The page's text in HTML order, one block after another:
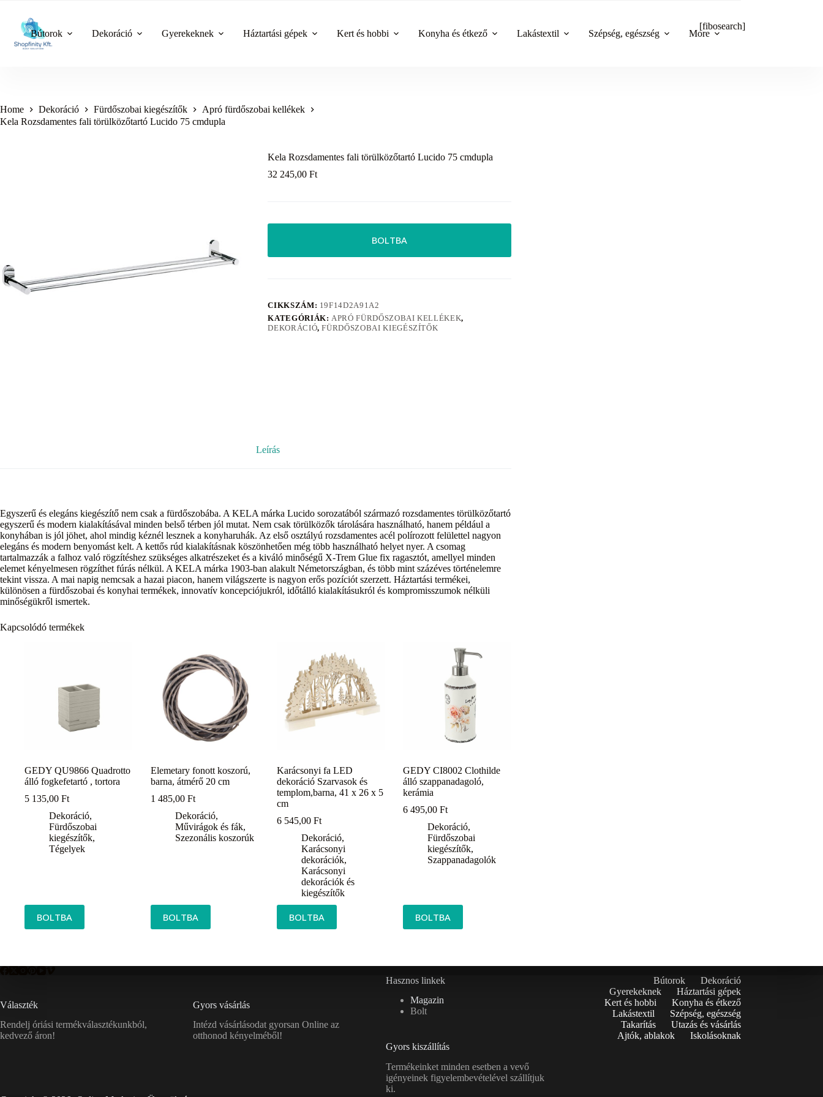
content
Bútorok Dekoráció Gyerekeknek Háztartási gépek Kert és hobbi Konyha és étkező Lakástextil Szépség, egészség More
[fibosearch]
Home Dekoráció Fürdőszobai kiegészítők
Apró fürdőszobai kellékek
Kela Rozsdamentes fali törülközőtartó Lucido 75 cmdupla
Kela Rozsdamentes fali törülközőtartó Lucido 75 cmdupla
32 245,00Ft
BOLTBA
CIKKSZÁM: 19F14D2A91A2
KATEGÓRIÁK: APRÓ FÜRDŐSZOBAI KELLÉKEK,
DEKORÁCIÓ,FÜRDŐSZOBAI KIEGÉSZÍTŐK
Leírás
Egyszerű és elegáns kiegészítő nem csak a fürdőszobába. A KELA márka Lucido sorozatából származó rozsdamentes törülközőtartó
egyszerű és modern kialakításával minden belső térben jól mutat. Nem csak törülközők tárolására használható, hanem például a
konyhában is jól jöhet, ahol mindig kéznél lesznek a konyharuhák. Az első osztályú rozsdamentes acél polírozott felülettel nagyon
elegáns és modern benyomást kelt. A kettős rúd kialakításnak köszönhetően még több használható helyet nyer. A csomag
tartalmazzák a falhoz való rögzítéshez szükséges alkatrészeket és a kiváló minőségű X-Trem Glue fix ragasztót, amellyel minden
elemet kényelmesen rögzíthet fúrás nélkül. A KELA márka 1903-ban alakult Németországban, és több mint százéves történelemre
tekint vissza. A mai napig nemcsak a hazai piacon, hanem világszerte is nagyon erős pozíciót szerzett. Háztartási termékei,
különösen a fürdőszobai és konyhai termékek, innovatív koncepciójukról, időtálló kialakításukról és kompromisszumok nélküli
minőségükről ismertek.
Kapcsolódó termékek
GEDY QU9866 Quadrotto
álló fogkefetartó , tortora
5 135,00 Ft
Dekoráció,
Fürdőszobai
kiegészítők,
Tégelyek
BOLTBA
Elemetary fonott koszorú,
barna, átmérő 20 cm
1 485,00Ft
Dekoráció,
Művirágok és fák,
Szezonális koszorúk
BOLTBA
Karácsonyi fa LED
dekoráció Szarvasok és
templom,barna, 41 x 26 x 5
cm
6 545,00Ft
Dekoráció,
Karácsonyi
dekorációk,
Karácsonyi
dekorációk és
kiegészítők
BOLTBA
GEDY CI8002 Clothilde
álló szappanadagoló,
kerámia
6 495,00Ft
Dekoráció,
Fürdőszobai
kiegészítők,
Szappanadagolók
BOLTBA
Választék
Rendelj óriási termékválasztékunkból,
kedvező áron!
Gyors vásárlás
Intézd vásárlásodat gyorsan Online az
otthonod kényelméből!
Hasznos linkek
Magazin
Bolt
Gyors kiszállítás
Termékeinket minden esetben a vevő
igényeinek figyelembevételével szállítjuk
ki.
Bútorok
Dekoráció
Gyerekeknek
Háztartási gépek
Kert és hobbi
Konyha és étkező
Lakástextil
Szépség, egészség
Takarítás
Utazás és vásárlás
Ajtók, ablakok
Iskolásoknak